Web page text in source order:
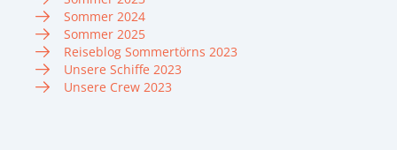
Sommer 2024
Sommer 2025
Reiseblog Sommertörns 2023
Unsere Schiffe 2023
Unsere Crew 2023